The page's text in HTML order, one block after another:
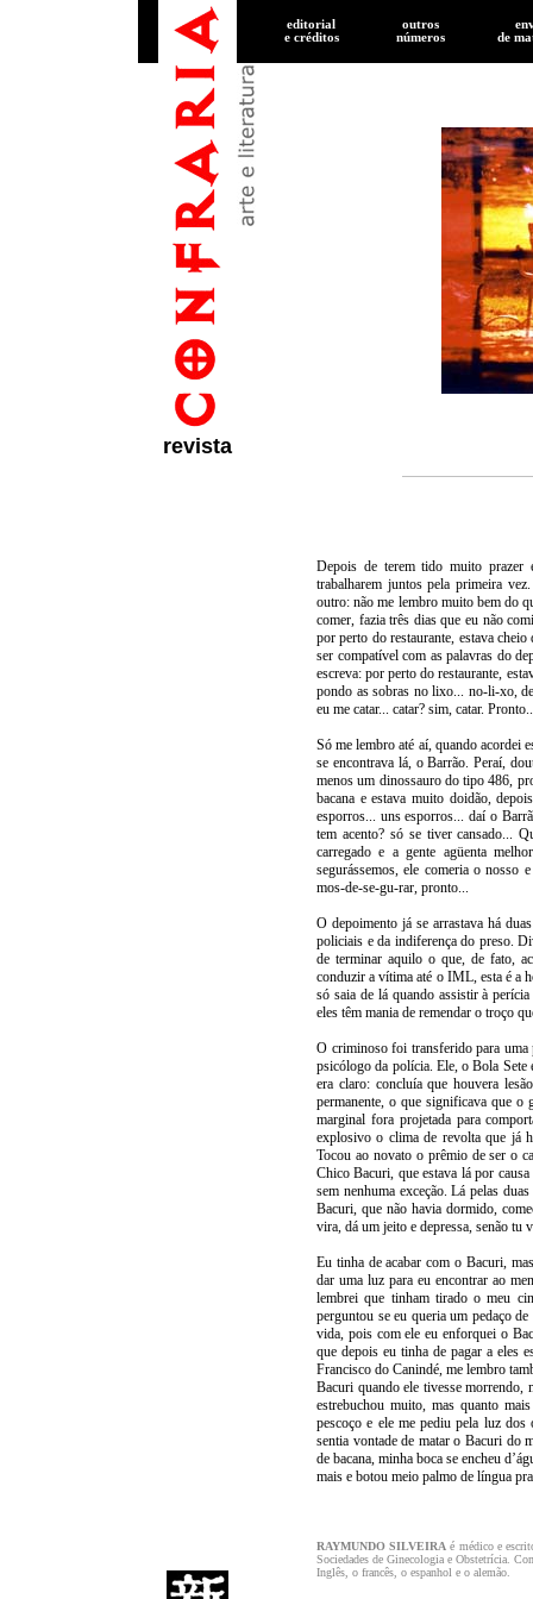
revista
editorial
e créditos
outros
números
de
Depois de terem tido muito prazer
trabalharem juntos pela primeira
outro: não me lembro muito bem do
comer, fazia três dias que eu não
por perto do restaurante, estava
ser compatível com as palavras do
escreva: por perto do restaurante,
pondo as sobras no lixo... no-li-xo,
eu me catar... catar? sim, catar.
Só me lembro até aí, quando acordei
se encontrava lá, o Barrão. Peraí,
menos um dinossauro do tipo 486,
bacana e estava muito doidão,
esporros... uns esporros... daí o
tem acento? só se tiver cansado...
carregado e a gente agüenta
segurássemos, ele comeria o nosso
mos-de-se-gu-rar, pronto...
O depoimento já se arrastava há
policiais e da indiferença do preso.
de terminar aquilo o que, de fato,
conduzir a vítima até o IML, esta é a
só saia de lá quando assistir à
eles têm mania de remendar o troço
O criminoso foi transferido para uma
psicólogo da polícia. Ele, o Bola Sete
era claro: concluía que houvera
permanente, o que significava que o
marginal fora projetada para
explosivo o clima de revolta que já
Tocou ao novato o prêmio de ser o
Chico Bacuri, que estava lá por
sem nenhuma exceção. Lá pelas
Bacuri, que não havia dormido,
vira, dá um jeito e depressa, senão tu
Eu tinha de acabar com o Bacuri,
dar uma luz para eu encontrar ao
lembrei que tinham tirado o meu
perguntou se eu queria um pedaço
vida, pois com ele eu enforquei o
que depois eu tinha de pagar a eles
Francisco do Canindé, me lembro
Bacuri quando ele tivesse morrendo,
estrebuchou muito, mas quanto
pescoço e ele me pediu pela luz
sentia vontade de matar o Bacuri do
de bacana, minha boca se encheu
mais e botou meio palmo de língua
RAYMUNDO SILVEIRA é médico e
Sociedades de Ginecologia e Obstetrícia.
Inglês, o francês, o espanhol e o alemão.